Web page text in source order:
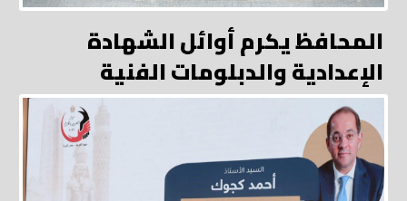
المحافظ يكرم أوائل الشهادة
الإعدادية والدبلومات الفنية